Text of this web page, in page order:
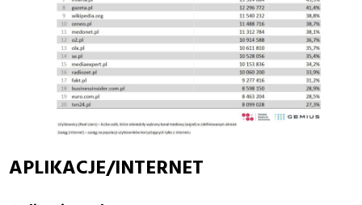
APLIKACJE/INTERNET